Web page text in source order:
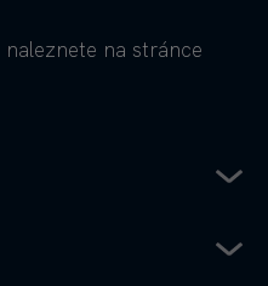
naleznete na stránce